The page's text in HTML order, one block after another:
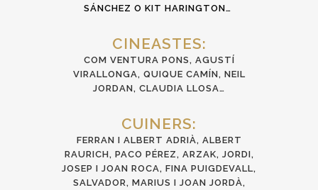
SÁNCHEZ O KIT HARINGTON…
CINEASTES:
COM VENTURA PONS, AGUSTÍ
VIRALLONGA, QUIQUE CAMÍN, NEIL
JORDAN, CLAUDIA LLOSA…
CUINERS:
FERRAN I ALBERT ADRIÀ, ALBERT
RAURICH, PACO PÉREZ, ARZAK, JORDI,
JOSEP I JOAN ROCA, FINA PUIGDEVALL,
SALVADOR, MARIUS I JOAN JORDÀ,